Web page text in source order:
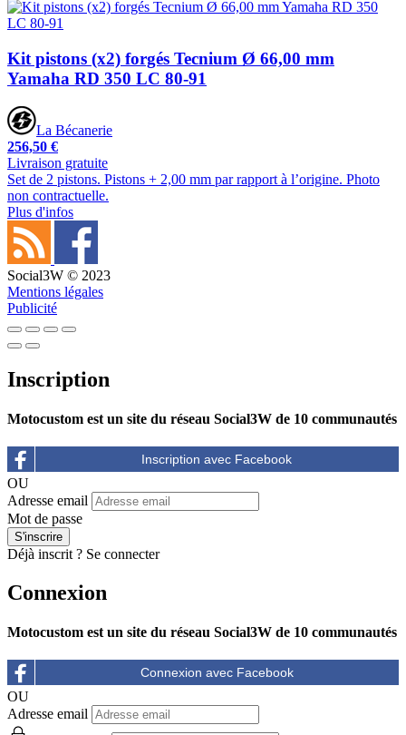
Kit pistons (x2) forgés Tecnium Ø 66,00 mm
Yamaha RD 350 LC 80-91
La Bécanerie
256,50 €
Livraison gratuite
Set de 2 pistons. Pistons + 2,00 mm par rapport à l’origine. Photo
non contractuelle.
Plus d'infos
Social3W © 2023
Mentions légales
Publicité
Inscription
Motocustom est un site du réseau Social3W de 10 communautés
OU
Adresse email
Mot de passe
Déjà inscrit ? Se connecter
Connexion
Motocustom est un site du réseau Social3W de 10 communautés
OU
Adresse email